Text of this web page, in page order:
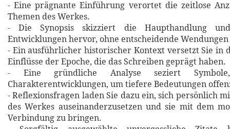
- Eine prägnante Einführung verortet die zeitlose
Themen des Werkes.
- Die Synopsis skizziert die Haupthandlung
Entwicklungen hervor, ohne entscheidende
- Ein ausführlicher historischer Kontext versetzt Sie in
Einflüsse der Epoche, die das Schreiben geprägt haben.
- Eine gründliche Analyse seziert
Charakterentwicklungen, um tiefere Bedeutungen
- Reflexionsfragen laden Sie dazu ein, sich persönlich
des Werkes auseinanderzusetzen und sie mit dem
Verbindung zu bringen.